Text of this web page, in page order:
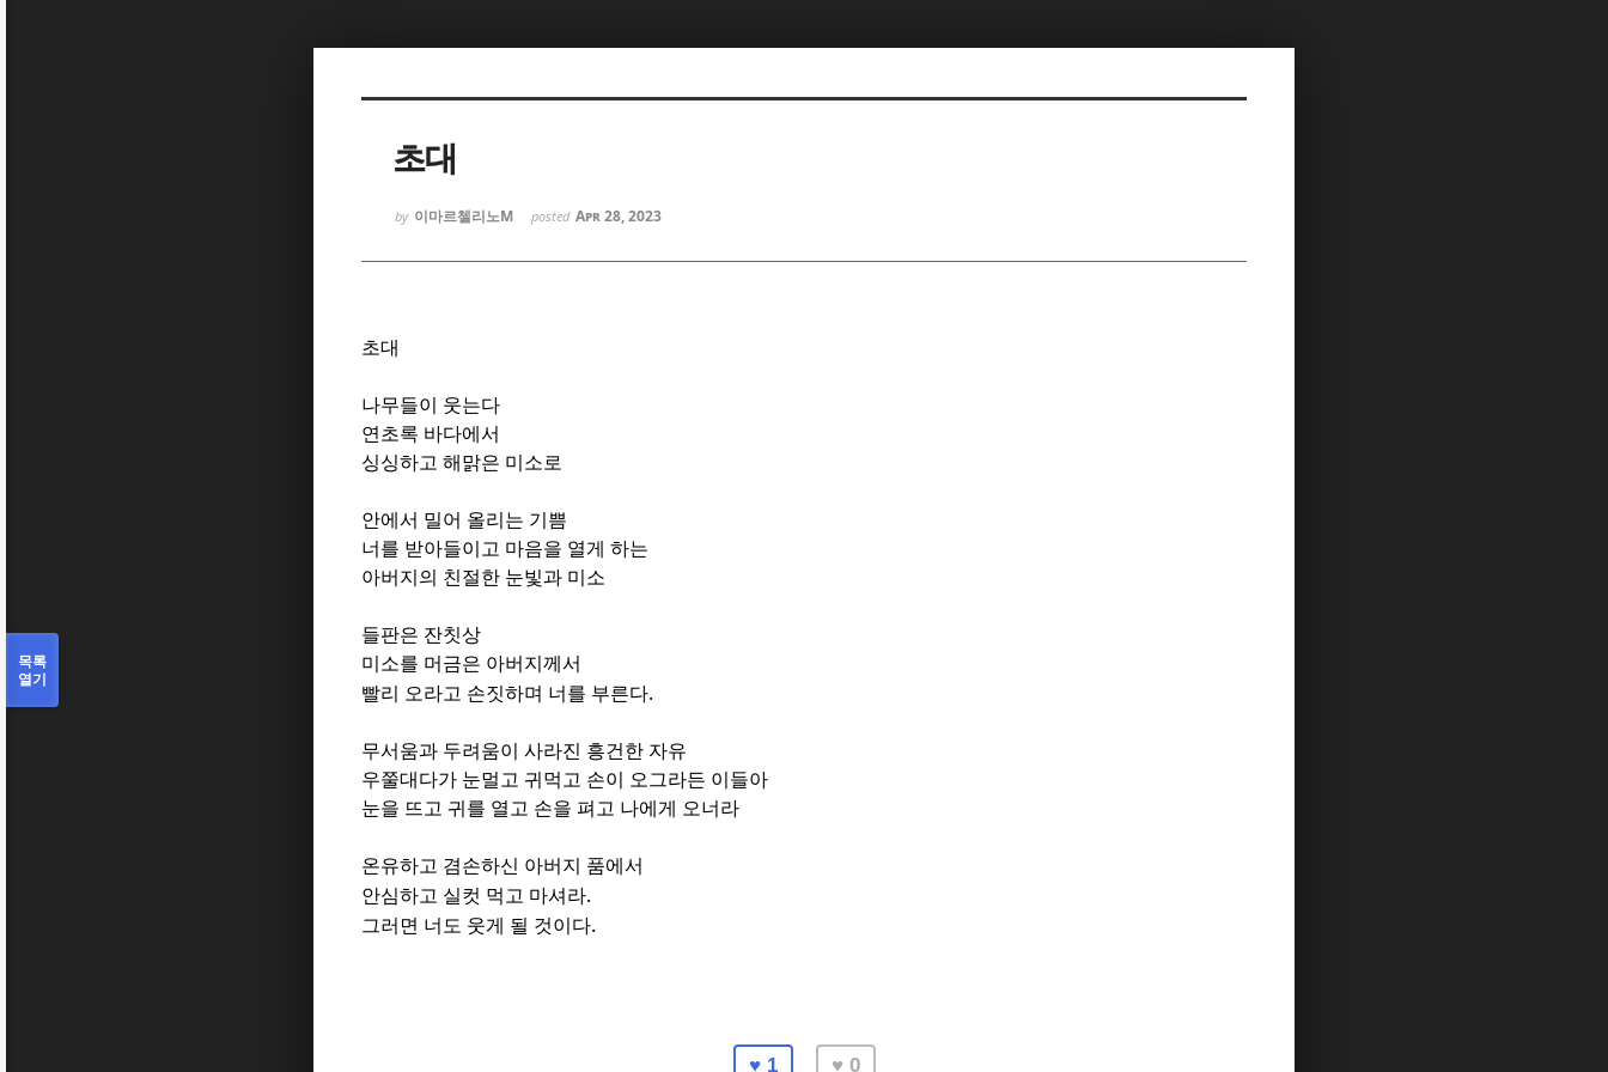
초대
by 이마르첼리노M posted Apr 28, 2023
초대
나무들이 웃는다
연초록 바다에서
싱싱하고 해맑은 미소로
안에서 밀어 올리는 기쁨
너를 받아들이고 마음을 열게 하는
아버지의 친절한 눈빛과 미소
들판은 잔칫상
미소를 머금은 아버지께서
빨리 오라고 손짓하며 너를 부른다.
무서움과 두려움이 사라진 흥건한 자유
우쭐대다가 눈멀고 귀먹고 손이 오그라든 이들아
눈을 뜨고 귀를 열고 손을 펴고 나에게 오너라
온유하고 겸손하신 아버지 품에서
안심하고 실컷 먹고 마셔라.
그러면 너도 웃게 될 것이다.
♥ 1 ♥ 0
목록
열기
Sketchbook5, 스케치북5
Sketchbook5, 스케치북5